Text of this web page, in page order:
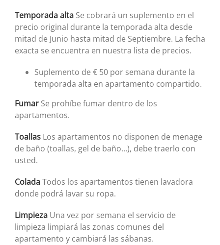
Temporada alta Se cobrará un suplemento en el
precio original durante la temporada alta desde
mitad de Junio hasta mitad de Septiembre. La fecha
exacta se encuentra en nuestra lista de precios.
Suplemento de € 50 por semana durante la
temporada alta en apartamento compartido.
Fumar Se prohíbe fumar dentro de los
apartamentos.
Toallas Los apartamentos no disponen de menage
de baño (toallas, gel de baño…), debe traerlo con
usted.
ColadaTodos los apartamentos tienen lavadora
donde podrá lavar su ropa.
Limpieza Una vez por semana el servicio de
limpieza limpiará las zonas comunes del
apartamento y cambiará las sábanas.